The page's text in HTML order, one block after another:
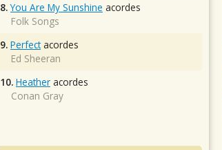
8. You Are My Sunshine acordes
Folk Songs
9. Perfectacordes
Ed Sheeran
10. Heather acordes
Conan Gray